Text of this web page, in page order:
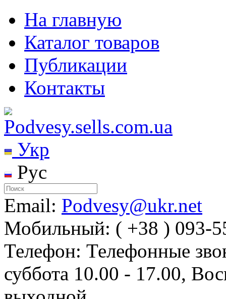
На главную
Каталог товаров
Публикации
Контакты
Укр
Рус
Email: Podvesy@ukr.net
Мобильный: ( +38 ) 093-
Телефон: Телефонные
суббота 10.00 - 17.00,